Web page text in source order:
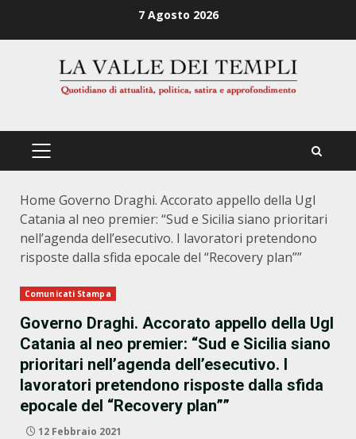
7 Agosto 2026
PRIMÄRES
Home Governo Draghi. Accorato appello della Ugl
Catania al neo premier: “Sud e Sicilia siano prioritari
nell’agenda dell’esecutivo. I lavoratori pretendono
risposte dalla sfida epocale del “Recovery plan””
Comunicati Stampa
Governo Draghi. Accorato appello della Ugl
Catania al neo premier: “Sud e Sicilia siano
prioritari nell’agenda dell’esecutivo. I
lavoratori pretendono risposte dalla sfida
epocale del “Recovery plan””
12 Febbraio 2021